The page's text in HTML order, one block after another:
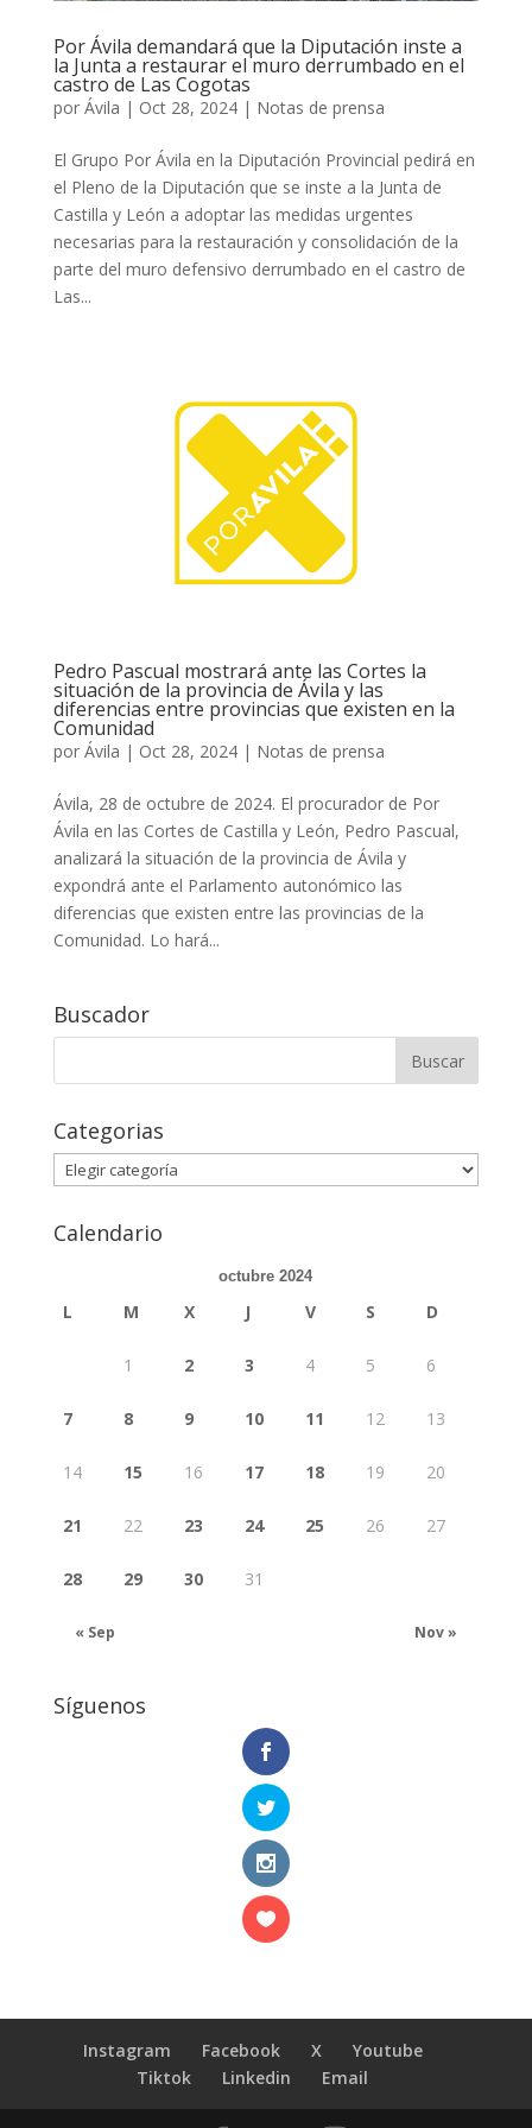
Por Ávila demandará que la Diputación inste a
la Junta a restaurar el muro derrumbado en el
castro de Las Cogotas
por Ávila | Oct 28, 2024| Notas de prensa
El Grupo Por Ávila en la Diputación Provincial pedirá en
el Pleno de la Diputación que se inste a la Junta de
Castilla y León a adoptar las medidas urgentes
necesarias para la restauración y consolidación de la
parte del muro defensivo derrumbado en el castro de
Las...
Pedro Pascual mostrará ante las Cortes la
situación de la provincia de Ávila y las
diferencias entre provincias que existen en la
Comunidad
por Ávila | Oct 28, 2024| Notas de prensa
Ávila, 28 de octubre de 2024. El procurador de Por
Ávila en las Cortes de Castilla y León, Pedro Pascual,
analizará la situación de la provincia de Ávila y
expondrá ante el Parlamento autonómico las
diferencias que existen entre las provincias de la
Comunidad. Lo hará...
Buscador
Buscar:
Categorias
Categorias
Calendario
octubre 2024
L M X J V S D
« Sep Nov »
1 2 3 4 5 6
7 8 9 10 11 12 13
14 15 16 17 18 19 20
21 22 23 24 25 26 27
28 29 30 31
Síguenos
Instagram Facebook X
Youtube
Tiktok
Linkedin Email